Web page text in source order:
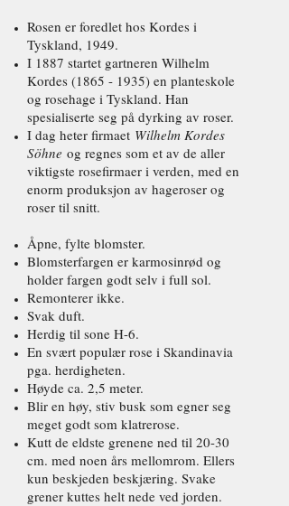
Rosen er foredlet hos Kordes i
Tyskland, 1949.
I 1887 startet gartneren Wilhelm
Kordes (1865 - 1935) en planteskole
og rosehage i Tyskland. Han
spesialiserte seg på dyrking av roser.
I dag heter firmaet Wilhelm Kordes
Söhne og regnes som et av de aller
viktigste rosefirmaer i verden, med en
enorm produksjon av hageroser og
roser til snitt.
Åpne, fylte blomster.
Blomsterfargen er karmosinrød og
holder fargen godt selv i full sol.
Remonterer ikke.
Svak duft.
Herdig til sone H-6.
En svært populær rose i Skandinavia
pga. herdigheten.
Høyde ca. 2,5 meter.
Blir en høy, stiv busk som egner seg
meget godt som klatrerose.
Kutt de eldste grenene ned til 20-30
cm. med noen års mellomrom. Ellers
kun beskjeden beskjæring. Svake
grener kuttes helt nede ved jorden.